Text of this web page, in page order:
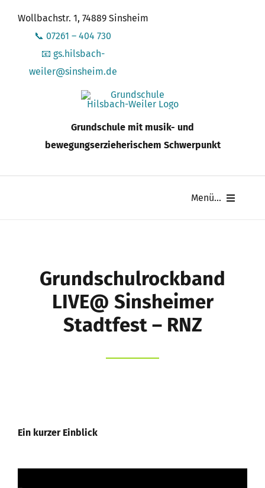
Wollbachstr. 1, 74889 Sinsheim
📞 07261 – 404 730
📧 gs.hilsbach-
weiler@sinsheim.de
Grundschule mit musik- und
bewegungserzieherischem Schwerpunkt
Menü...
Kernzeitbetreuung e.V.
Grundschulrockband
LIVE@ Sinsheimer
Stadtfest – RNZ
Ein kurzer Einblick